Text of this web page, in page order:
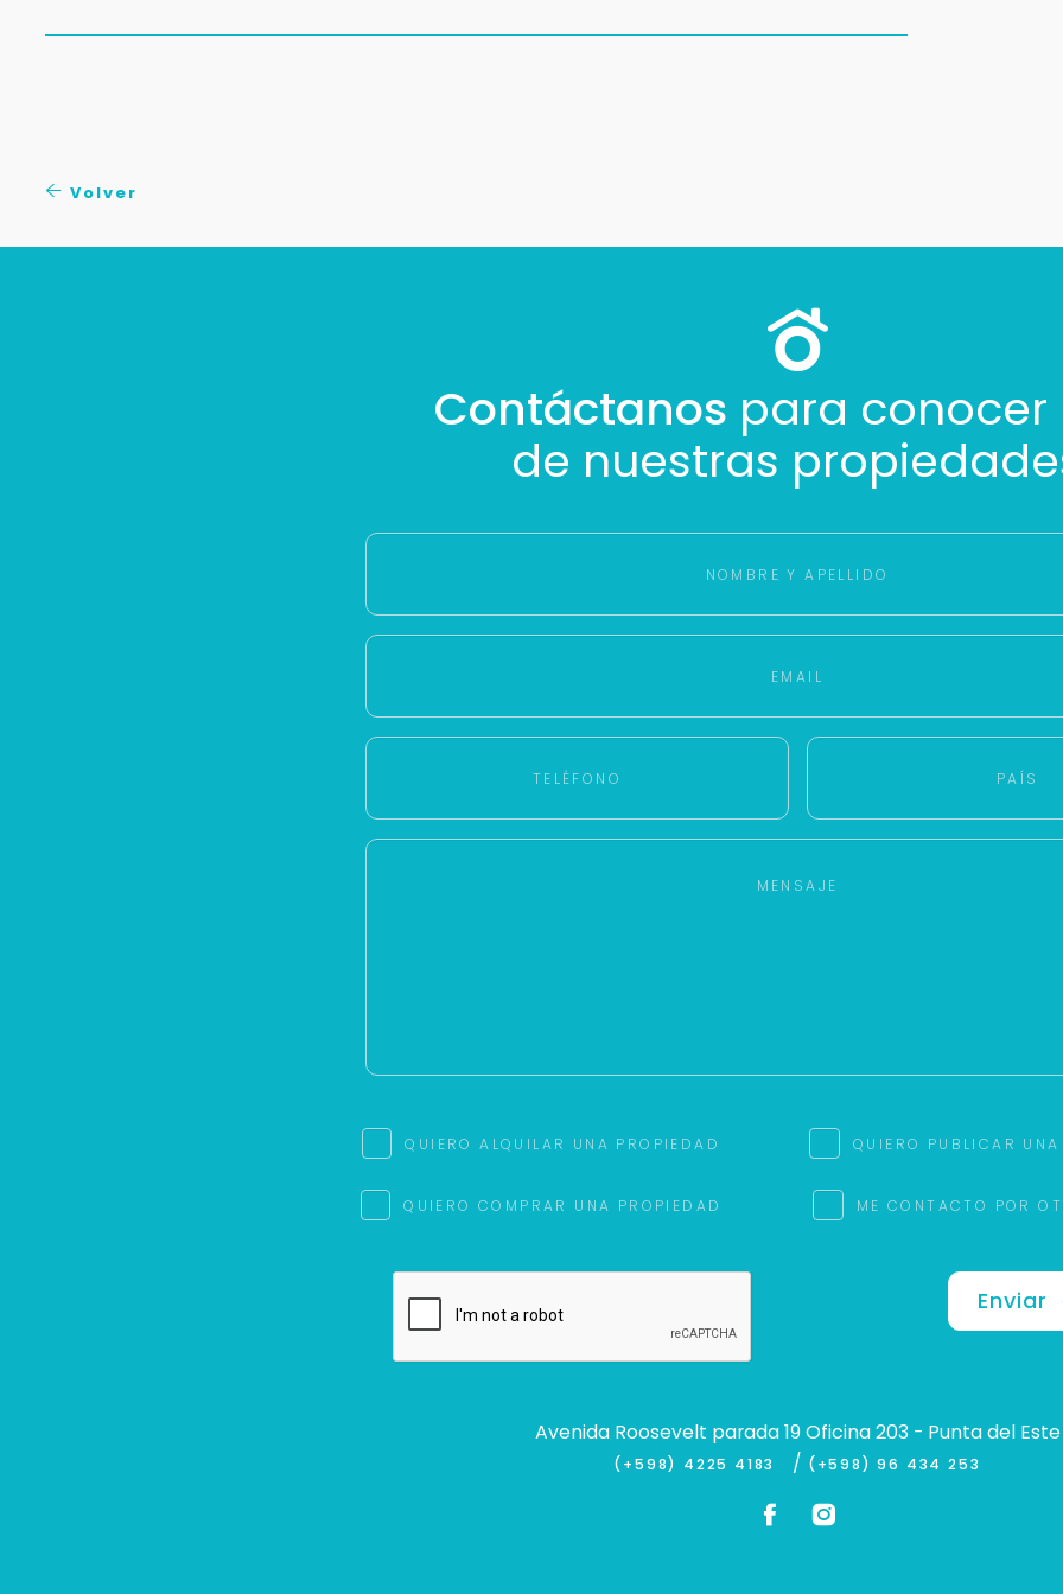
Volver
Contáctanos para conocer
de nuestras
QUIERO ALQUILAR UNA PROPIEDAD QUIERO PUBLICAR
QUIERO COMPRAR UNA PROPIEDAD ME CONTACTO POR
Enviar
Avenida Roosevelt parada 19 Oficina 203 - Punta del Este
(+598) 4225 4183 / (+598) 96 434 253